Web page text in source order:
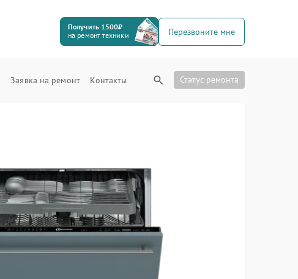
Получить 1500₽
на ремонт техники
Перезвоните мне
Заявка на ремонт Контакты Статус ремонта